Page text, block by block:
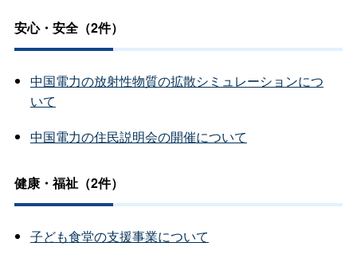
安心・安全（2件）
中国電力の放射性物質の拡散シミュレーションにつ
いて
中国電力の住民説明会の開催について
健康・福祉（2件）
子ども食堂の支援事業について